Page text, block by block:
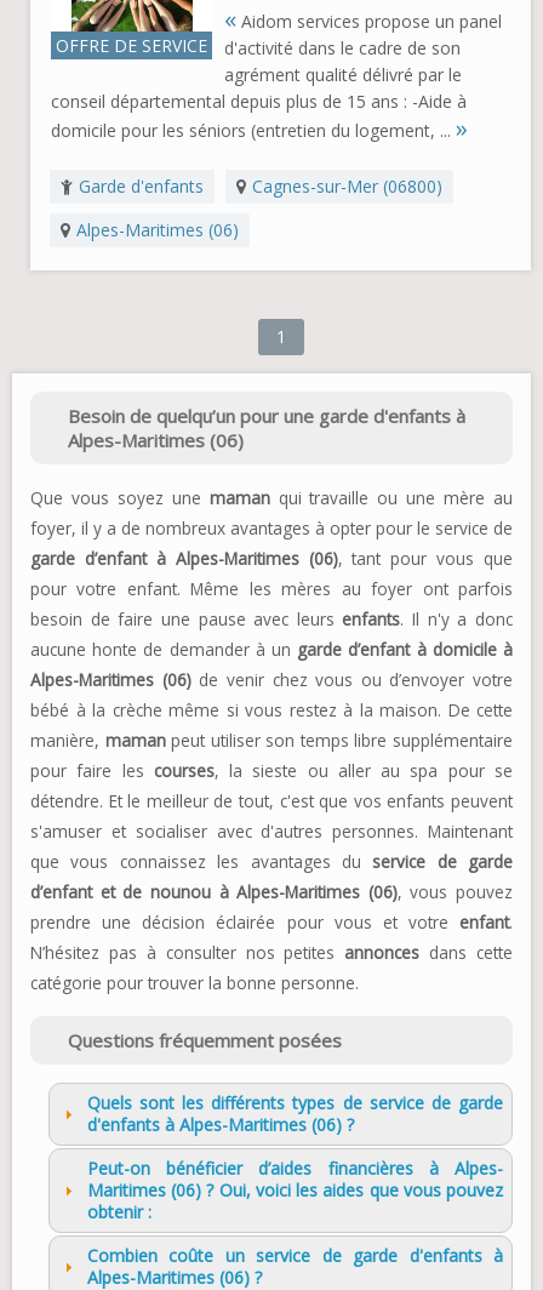
OFFRE DE SERVICE
« Aidom services propose un panel
d'activité dans le cadre de son
agrément qualité délivré par le
conseil départemental depuis plus de 15 ans : -Aide à
domicile pour les séniors (entretien du logement, ... »
Garde d'enfants
Cagnes-sur-Mer (06800)
Alpes-Maritimes (06)
1
Besoin de quelqu’un pour une garde d'enfants à
Alpes-Maritimes (06)
Que vous soyez une mamanqui travaille ou une mère au
foyer, il y a de nombreux avantages à opter pour le service de
garde d’enfant à Alpes-Maritimes (06), tant pour vous que
pour votre enfant. Même les mères au foyer ont parfois
besoin de faire une pause avec leurs enfants. Il n'y a donc
aucune honte de demander à un garde d’enfant à domicile à
Alpes-Maritimes (06)de venir chez vous ou d’envoyer votre
bébé à la crèche même si vous restez à la maison. De cette
manière, mamanpeut utiliser son temps libre supplémentaire
pour faire les courses, la sieste ou aller au spa pour se
détendre. Et le meilleur de tout, c'est que vos enfants peuvent
s'amuser et socialiser avec d'autres personnes. Maintenant
que vous connaissez les avantages duservice de garde
d’enfant et de nounou à Alpes-Maritimes (06), vous pouvez
prendre une décision éclairée pour vous et votre enfant.
N’hésitez pas à consulter nos petites annonces dans cette
catégorie pour trouver la bonne personne.
Questions fréquemment posées
Quels sont les différents types de service de garde
d'enfants à Alpes-Maritimes (06) ?
Peut-on bénéficier d’aides financières à Alpes-
Maritimes (06) ? Oui, voici les aides que vous pouvez
obtenir :
Combien coûte un service de garde d'enfants à
Alpes-Maritimes (06) ?